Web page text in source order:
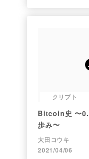
クリプト
Bitcoin史 〜
歩み〜
大田コウキ
2021/04/06